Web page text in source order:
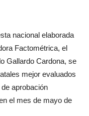
nacional elaborada
Factométrica, el
Gallardo Cardona, se
mejor evaluados
aprobación
el mes de mayo de